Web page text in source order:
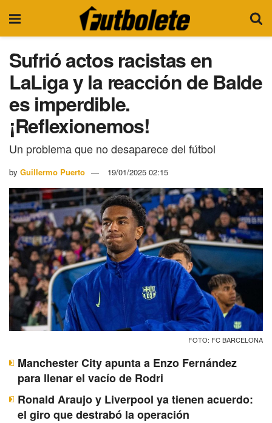
Sufrió actos racistas en
LaLiga y la reacción de Balde
es imperdible.
¡Reflexionemos!
Un problema que no desaparece del fútbol
by Guillermo Puerto 19/01/2025 02:15
FOTO: FC BARCELONA
Manchester City apunta a Enzo Fernández
para llenar el vacío de Rodri
Ronald Araujo y Liverpool ya tienen acuerdo:
el giro que destrabó la operación